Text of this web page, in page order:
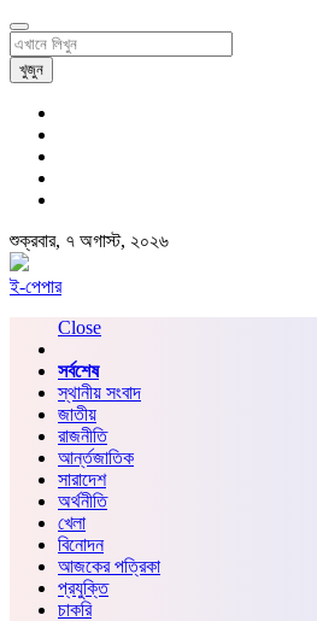
খুজুন
শুক্রবার, ৭ অগাস্ট, ২০২৬
ই-পেপার
Close
সর্বশেষ
স্থানীয় সংবাদ
জাতীয়
রাজনীতি
আর্ন্তজাতিক
সারাদেশ
অর্থনীতি
খেলা
বিনোদন
আজকের পত্রিকা
প্রযুক্তি
চাকরি